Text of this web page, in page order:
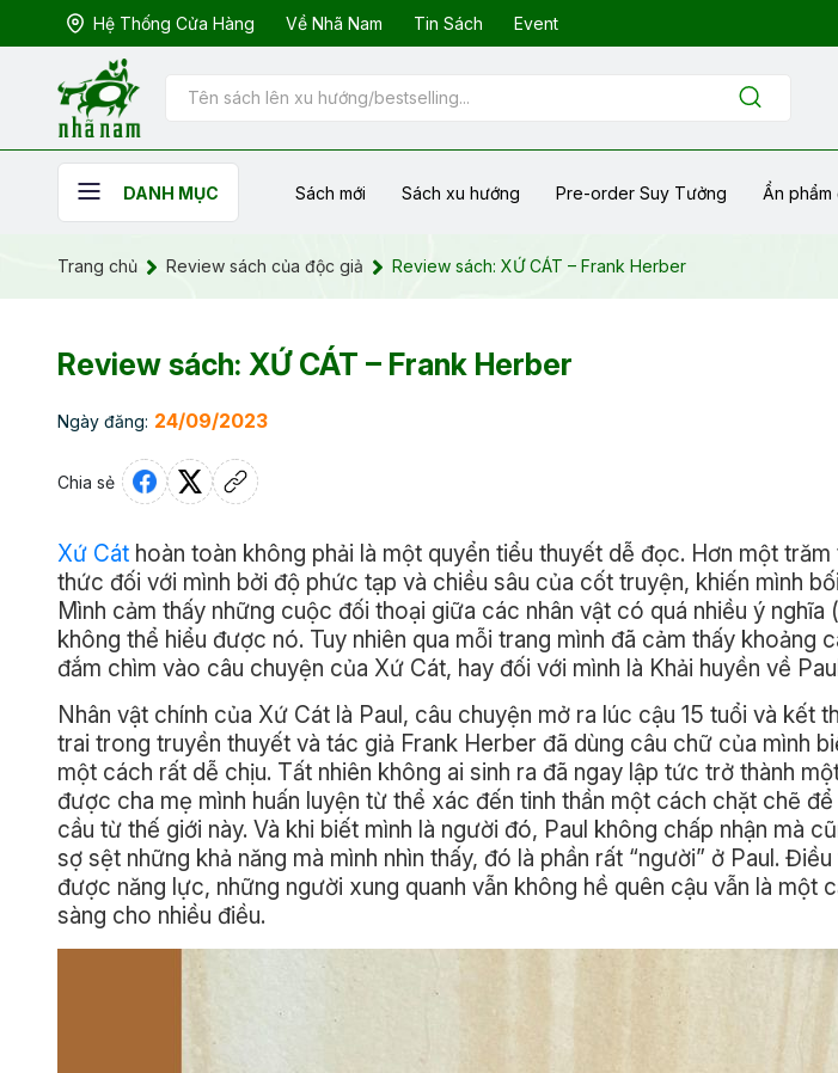
Hệ Thống Cửa Hàng Về Nhã Nam Tin Sách Event
DANH MỤC Sách mới Sách xu hướng Pre-order Suy Tưởng Ẩn phẩm
Trang chủ Review sách của độc giả Review sách: XỨ CÁT – Frank Herber
Review sách: XỨ CÁT – Frank Herber
Ngày đăng: 24/09/2023
Chia sẻ
Xứ Cát hoàn toàn không phải là một quyển tiểu thuyết dễ đọc. Hơn một
thức đối với mình bởi độ phức tạp và chiều sâu của cốt truyện, khiến mình
Mình cảm thấy những cuộc đối thoại giữa các nhân vật có quá nhiều ý nghĩa
không thể hiểu được nó. Tuy nhiên qua mỗi trang mình đã cảm thấy khoảng
đắm chìm vào câu chuyện của Xứ Cát, hay đối với mình là Khải huyền về
Nhân vật chính của Xứ Cát là Paul, câu chuyện mở ra lúc cậu 15 tuổi và kết
trai trong truyền thuyết và tác giả Frank Herber đã dùng câu chữ của mình
một cách rất dễ chịu. Tất nhiên không ai sinh ra đã ngay lập tức trở thành
được cha mẹ mình huấn luyện từ thể xác đến tinh thần một cách chặt chẽ
cầu từ thế giới này. Và khi biết mình là người đó, Paul không chấp nhận mà
sợ sệt những khả năng mà mình nhìn thấy, đó là phần rất “người” ở Paul.
được năng lực, những người xung quanh vẫn không hề quên cậu vẫn là một
sàng cho nhiều điều.